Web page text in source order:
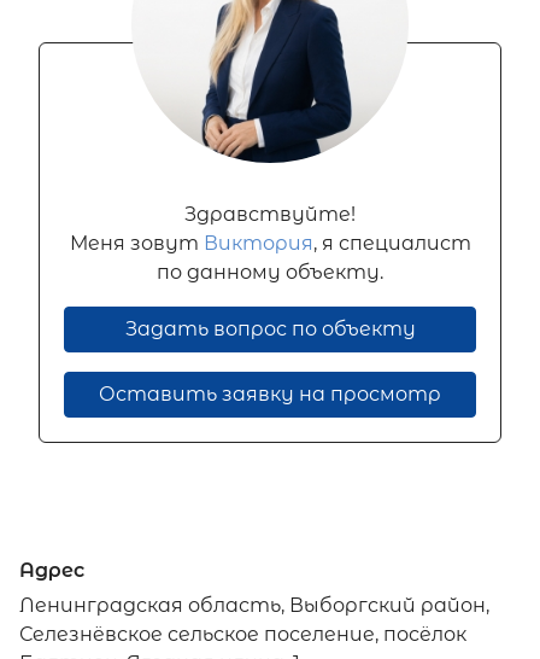
Здравствуйте!
Меня зовут Виктория, я специалист
по данному объекту.
Задать вопрос по объекту
Оставить заявку на просмотр
Адрес
Ленинградская область, Выборгский район,
Селезнёвское сельское поселение, посёлок